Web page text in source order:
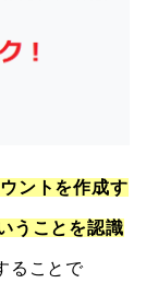
ントを作成す
うことを認識
ることで